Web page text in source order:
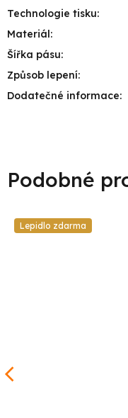
Technologie tisku:
Materiál:
Šířka pásu:
Způsob lepení:
Dodatečné informace:
Lepidlo zdarma